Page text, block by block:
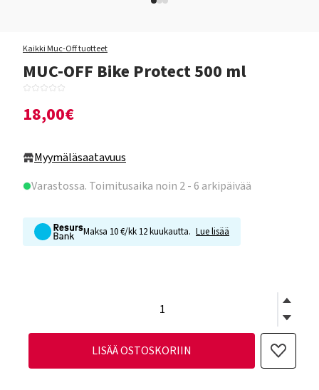
Kaikki Muc-Off tuotteet
MUC-OFF Bike Protect 500 ml
18,00€
Myymäläsaatavuus
Varastossa. Toimitusaika noin 2 - 6 arkipäivää
Maksa 10 €/kk 12 kuukautta. Lue lisää
LISÄÄ OSTOSKORIIN